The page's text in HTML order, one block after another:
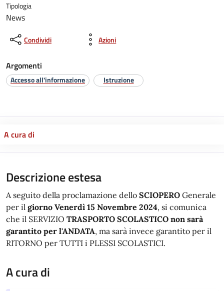
Tipologia
News
Condividi Azioni
Argomenti
Accesso all'informazione Istruzione
A cura di
Descrizione estesa
A seguito della proclamazione dello SCIOPERO Generale
per il giorno Venerdì 15 Novembre 2024, si comunica
che il SERVIZIO TRASPORTO SCOLASTICO non sarà
garantito per l'ANDATA, ma sarà invece garantito per il
RITORNO per TUTTI i PLESSI SCOLASTICI.
A cura di